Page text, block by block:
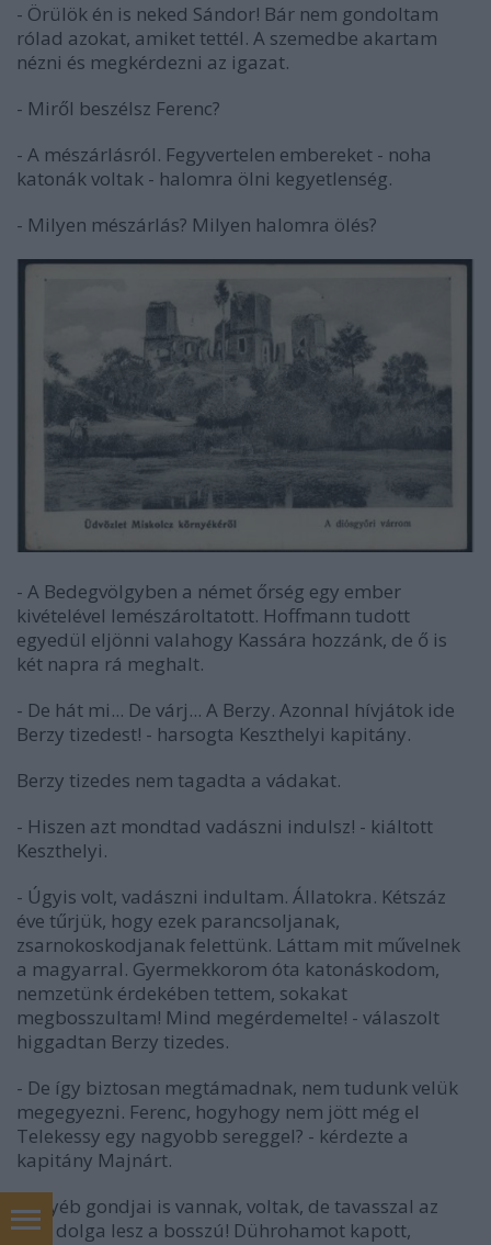
- Örülök én is neked Sándor! Bár nem gondoltam
rólad azokat, amiket tettél. A szemedbe akartam
nézni és megkérdezni az igazat.
- Miről beszélsz Ferenc?
- A mészárlásról. Fegyvertelen embereket - noha
katonák voltak - halomra ölni kegyetlenség.
- Milyen mészárlás? Milyen halomra ölés?
- A Bedegvölgyben a német őrség egy ember
kivételével lemészároltatott. Hoffmann tudott
egyedül eljönni valahogy Kassára hozzánk, de ő is
két napra rá meghalt.
- De hát mi... De várj... A Berzy. Azonnal hívjátok ide
Berzy tizedest! - harsogta Keszthelyi kapitány.
Berzy tizedes nem tagadta a vádakat.
- Hiszen azt mondtad vadászni indulsz! - kiáltott
Keszthelyi.
- Úgyis volt, vadászni indultam. Állatokra. Kétszáz
éve tűrjük, hogy ezek parancsoljanak,
zsarnokoskodjanak felettünk. Láttam mit művelnek
a magyarral. Gyermekkorom óta katonáskodom,
nemzetünk érdekében tettem, sokakat
megbosszultam! Mind megérdemelte! - válaszolt
higgadtan Berzy tizedes.
- De így biztosan megtámadnak, nem tudunk velük
megegyezni. Ferenc, hogyhogy nem jött még el
Telekessy egy nagyobb sereggel? - kérdezte a
kapitány Majnárt.
- Egyéb gondjai is vannak, voltak, de tavasszal az
első dolga lesz a bosszú! Dührohamot kapott,